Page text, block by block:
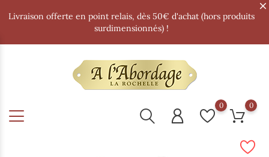
Livraison offerte en point relais, dès 50€ d'achat (hors produits
surdimensionnés) !
0 0